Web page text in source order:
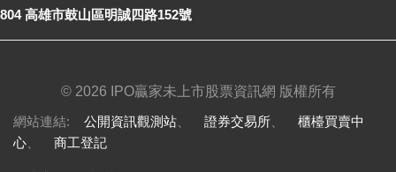
804 高雄市鼓山區明誠四路152號
© 2026 IPO贏家未上市股票資訊網 版權所有
網站連結: 公開資訊觀測站 證券交易所
櫃檯買賣中
心
商工登記